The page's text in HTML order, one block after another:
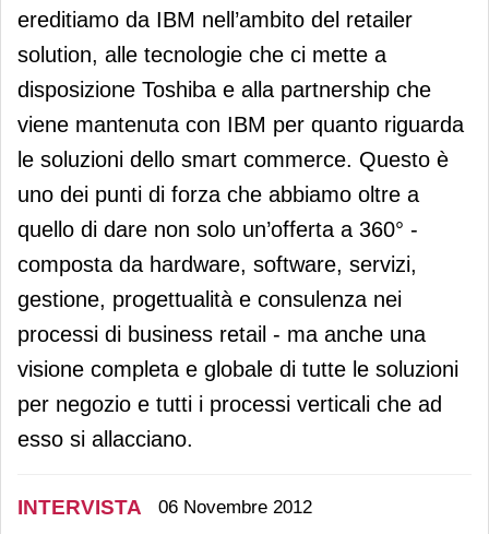
ereditiamo da IBM nell’ambito del retailer
solution, alle tecnologie che ci mette a
disposizione Toshiba e alla partnership che
viene mantenuta con IBM per quanto riguarda
le soluzioni dello smart commerce. Questo è
uno dei punti di forza che abbiamo oltre a
quello di dare non solo un’offerta a 360° -
composta da hardware, software, servizi,
gestione, progettualità e consulenza nei
processi di business retail - ma anche una
visione completa e globale di tutte le soluzioni
per negozio e tutti i processi verticali che ad
esso si allacciano.
INTERVISTA 06 Novembre 2012